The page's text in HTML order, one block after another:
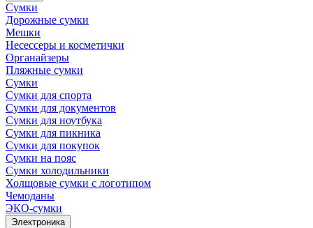
Сумки
Дорожные сумки
Мешки
Несессеры и косметички
Органайзеры
Пляжные сумки
Сумки
Сумки для спорта
Сумки для документов
Сумки для ноутбука
Сумки для пикника
Сумки для покупок
Сумки на пояс
Сумки холодильники
Холщовые сумки с логотипом
Чемоданы
ЭКО-сумки
Электроника